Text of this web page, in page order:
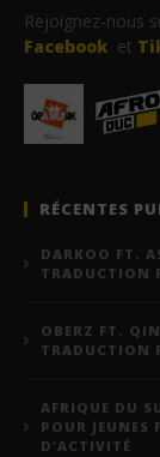
Rejoignez-nous
Facebook et
RÉCENTES
DARKOO FT.
TRADUCTION
OBERZ FT.
TRADUCTION
AFRIQUE DU
POUR JEUNES
D’ACTIVITÉ